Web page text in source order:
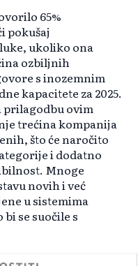
65%
pokušaj
ukoliko ona
ozbiljnih
s inozemnim
kapacitete za 2025.
prilagodbu ovim
trećina kompanija
što će naročito
i dodatno
Mnoge
novih i već
u sistemima
se suočile s